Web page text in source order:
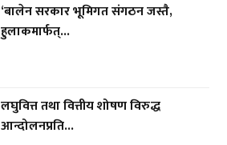
‘बालेन सरकार भूमिगत संगठन जस्तै,
हुलाकमार्फत्...
लघुवित्त तथा वित्तीय शोषण विरुद्ध
आन्दोलनप्रति...